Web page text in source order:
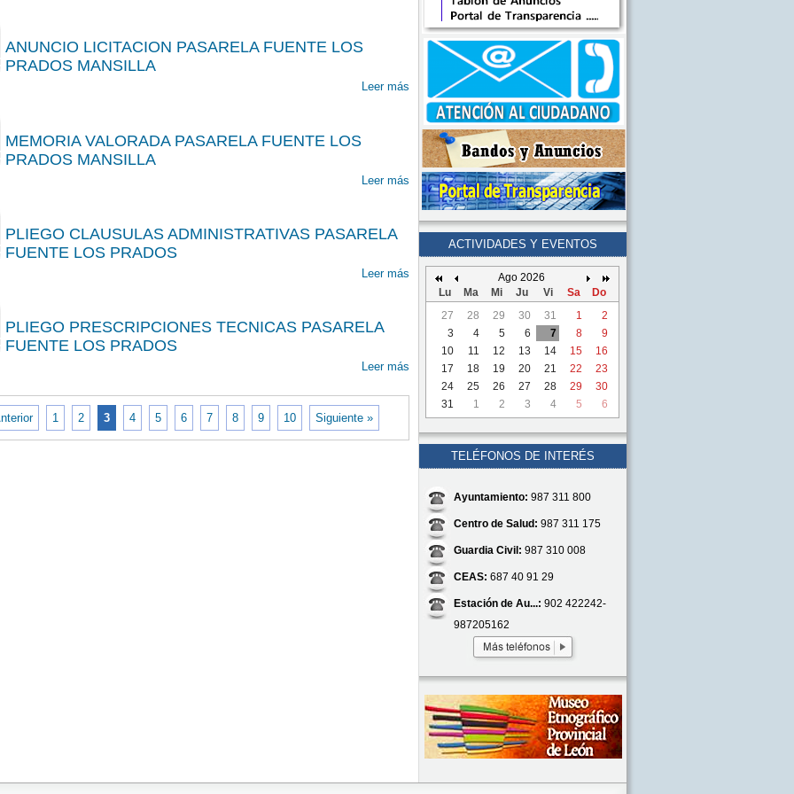
ANUNCIO LICITACION PASARELA FUENTE LOS
PRADOS MANSILLA
Leer más
MEMORIA VALORADA PASARELA FUENTE LOS
PRADOS MANSILLA
Leer más
PLIEGO CLAUSULAS ADMINISTRATIVAS PASARELA
FUENTE LOS PRADOS
Leer más
PLIEGO PRESCRIPCIONES TECNICAS PASARELA
FUENTE LOS PRADOS
Leer más
1 2 3 4 5 6 7 8 9 10 Siguiente »
ACTIVIDADES Y EVENTOS
Ago 2026
Lu
Ma Mi Ju Vi Sa
Do
27
28 29 30 31 1
2
3
4 5 6 7 8
9
10
11 12 13 14 15
16
17
18 19 20 21 22
23
24
25 26 27 28 29
30
31
1 2 3 4 5 6
TELÉFONOS DE INTERÉS
Ayuntamiento: 987 311 800
Centro de Salud: 987 311 175
Guardia Civil: 987 310 008
CEAS: 687 40 91 29
Estación de Au...: 902 422242-
987205162